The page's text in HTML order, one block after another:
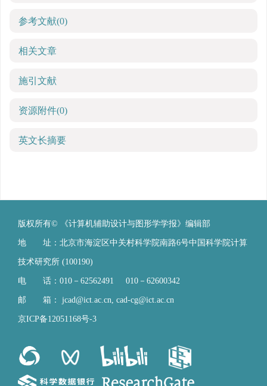
参考文献(0)
相关文章
施引文献
资源附件(0)
英文长摘要
版权所有© 《计算机辅助设计与图形学学报》编辑部
地 址：北京市海淀区中关村科学院南路6号中国科学院计算
技术研究所 (100190)
电 话：010－62562491 010－62600342
邮 箱： jcad@ict.ac.cn, cad-cg@ict.ac.cn
京ICP备12051168号-3